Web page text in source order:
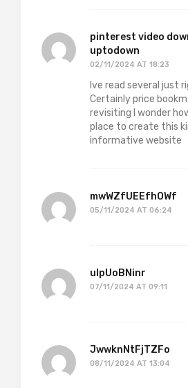
pinterest video
uptodown
02/11/2024 AT 18:23
Ive read several just
Certainly price
revisiting I wonder
place to create this
informative website
mwWZfUEEfhOWf
05/11/2024 AT 06:24
ulpUoBNinr
07/11/2024 AT 09:11
JwwknNtFjTZFo
08/11/2024 AT 13:04